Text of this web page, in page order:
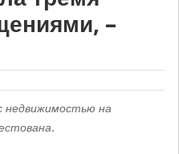
–
недвижимостью на